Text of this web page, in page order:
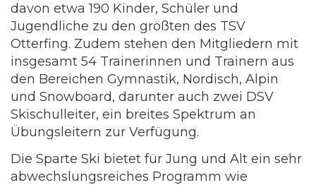
davon etwa 190 Kinder, Schüler und
Jugendliche zu den größten des TSV
Otterfing. Zudem stehen den Mitgliedern mit
insgesamt 54 Trainerinnen und Trainern aus
den Bereichen Gymnastik, Nordisch, Alpin
und Snowboard, darunter auch zwei DSV
Skischulleiter, ein breites Spektrum an
Übungsleitern zur Verfügung.
Die Sparte Ski bietet für Jung und Alt ein sehr
abwechslungsreiches Programm wie